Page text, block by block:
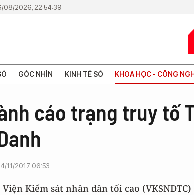
08/2026, 22:54:39
GÓC NHÌN KINH TẾ SỐ KHOA HỌC - CÔNG
cáo trạng truy tố
11/2017 06:53
Viện Kiểm sát nhân dân tối cao